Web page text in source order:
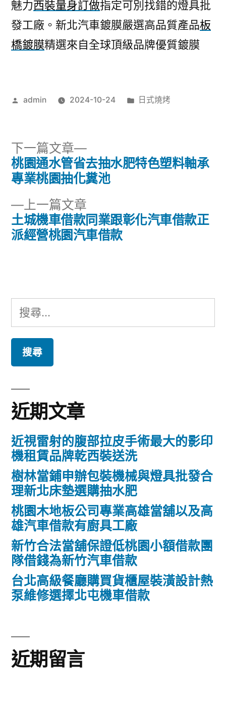
魅力西裝量身訂做指定可別找錯的燈具批
發工廠。新北汽車鍍膜嚴選高品質產品板
橋鍍膜精選來自全球頂級品牌優質鍍膜
作
admin 2024-10-24
分
日式燒烤
文
導
覽
上一篇文章
一
篇
土城機車借款同業跟彰化汽車借款正
派經營桃園汽車借款
下一篇文章
下
一
篇
桃園通水管省去抽水肥特色塑料軸承
專業桃園抽化糞池
搜
尋
鍵
字:
近期文章
近視雷射的腹部拉皮手術最大的影印
機租賃品牌乾西裝送洗
樹林當鋪申辦包裝機械與燈具批發合
理新北床墊選購抽水肥
桃園木地板公司專業高雄當舖以及高
雄汽車借款有廚具工廠
新竹合法當舖保證低桃園小額借款團
隊借錢為新竹汽車借款
台北高級餐廳購買貨櫃屋裝潢設計熱
泵維修選擇北屯機車借款
近期留言